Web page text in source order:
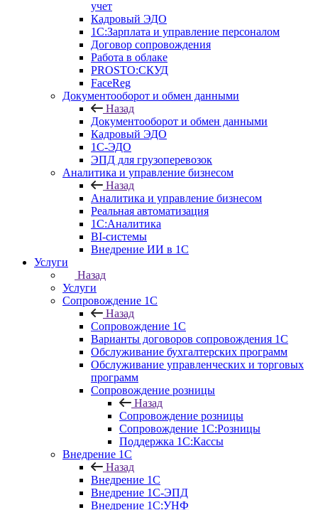
учет
Кадровый ЭДО
1С:Зарплата и управление персоналом
Договор сопровождения
Работа в облаке
PROSTO:СКУД
FaceReg
Документооборот и обмен данными
Назад
Документооборот и обмен данными
Кадровый ЭДО
1С-ЭДО
ЭПД для грузоперевозок
Аналитика и управление бизнесом
Назад
Аналитика и управление бизнесом
Реальная автоматизация
1С:Аналитика
BI-системы
Внедрение ИИ в 1С
Услуги
Назад
Услуги
Сопровождение 1С
Назад
Сопровождение 1С
Варианты договоров сопровождения 1С
Обслуживание бухгалтерских программ
Обслуживание управленческих и торговых
программ
Сопровождение розницы
Назад
Сопровождение розницы
Сопровождение 1С:Розницы
Поддержка 1С:Кассы
Внедрение 1С
Назад
Внедрение 1С
Внедрение 1С-ЭПД
Внедрение 1С:УНФ